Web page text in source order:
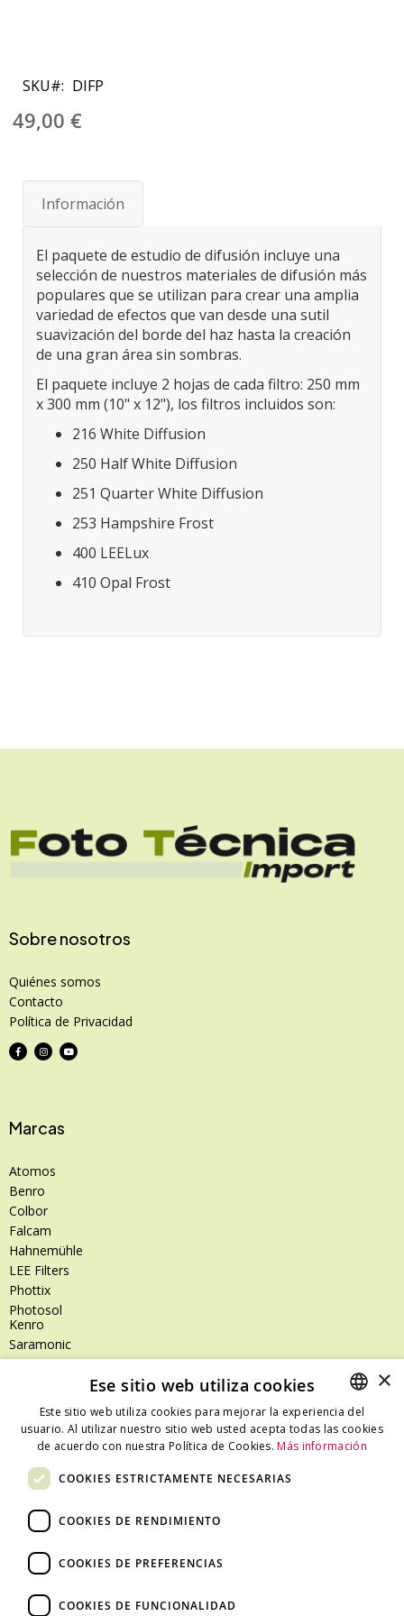
comienzo
de
la
SKU DIFP
49,00 €
Información
El paquete de estudio de difusión incluye una
selección de nuestros materiales de difusión más
populares que se utilizan para crear una amplia
variedad de efectos que van desde una sutil
suavización del borde del haz hasta la creación
de una gran área sin sombras.
El paquete incluye 2 hojas de cada filtro: 250 mm
x 300 mm (10" x 12"), los filtros incluidos son:
216 White Diffusion
250 Half White Diffusion
251 Quarter White Diffusion
253 Hampshire Frost
400 LEELux
410 Opal Frost
Sobre nosotros
Quiénes somos
Contacto
Política de Privacidad
Marcas
Atomos
Benro
Colbor
Falcam
Hahnemühle
LEE Filters
Phottix
Photosol
Kenro
Saramonic
Shimoda
SanDisk Professional
Tenba
Zeiss
Dónde estamos
C/ Ali Bei, 67 – 08013 Barcelona - España
T. +34 93 245 27 23
info@fototecnica.com
SPANISH
×
Ese sitio web utiliza cookies
Este sitio web utiliza cookies para mejorar la experiencia del
usuario. Al utilizar nuestro sitio web usted acepta todas las cookies
de acuerdo con nuestra Política de Cookies. Más información
COOKIES ESTRICTAMENTE NECESARIAS
COOKIES DE RENDIMIENTO
COOKIES DE PREFERENCIAS
COOKIES DE FUNCIONALIDAD